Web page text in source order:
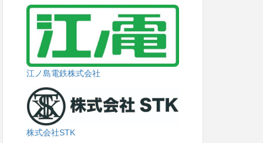
江ノ島電鉄株式会社
株式会社STK